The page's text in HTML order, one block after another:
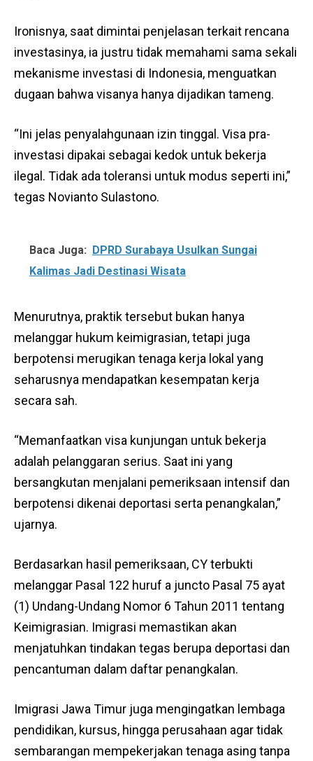
Ironisnya, saat dimintai penjelasan terkait rencana
investasinya, ia justru tidak memahami sama sekali
mekanisme investasi di Indonesia, menguatkan
dugaan bahwa visanya hanya dijadikan tameng.
“Ini jelas penyalahgunaan izin tinggal. Visa pra-
investasi dipakai sebagai kedok untuk bekerja
ilegal. Tidak ada toleransi untuk modus seperti ini,”
tegas Novianto Sulastono.
Baca Juga:
DPRD Surabaya Usulkan Sungai
Kalimas Jadi Destinasi Wisata
Menurutnya, praktik tersebut bukan hanya
melanggar hukum keimigrasian, tetapi juga
berpotensi merugikan tenaga kerja lokal yang
seharusnya mendapatkan kesempatan kerja
secara sah.
“Memanfaatkan visa kunjungan untuk bekerja
adalah pelanggaran serius. Saat ini yang
bersangkutan menjalani pemeriksaan intensif dan
berpotensi dikenai deportasi serta penangkalan,”
ujarnya.
Berdasarkan hasil pemeriksaan, CY terbukti
melanggar Pasal 122 huruf a juncto Pasal 75 ayat
(1) Undang-Undang Nomor 6 Tahun 2011 tentang
Keimigrasian. Imigrasi memastikan akan
menjatuhkan tindakan tegas berupa deportasi dan
pencantuman dalam daftar penangkalan.
Imigrasi Jawa Timur juga mengingatkan lembaga
pendidikan, kursus, hingga perusahaan agar tidak
sembarangan mempekerjakan tenaga asing tanpa